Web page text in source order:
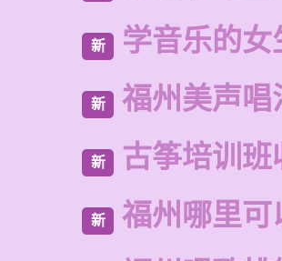
新 学音乐的女
新 福州美声唱
新 古筝培训班
新 福州哪里可